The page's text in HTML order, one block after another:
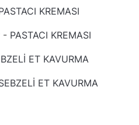
KREMASI
- PASTACI KREMASI
ET KAVURMA
ET KAVURMA